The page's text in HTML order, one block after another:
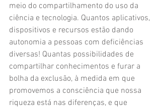
meio do compartilhamento do uso da
ciência e tecnologia. Quantos aplicativos,
dispositivos e recursos estão dando
autonomia a pessoas com deficiências
diversas! Quantas possibilidades de
compartilhar conhecimentos e furar a
bolha da exclusão, à medida em que
promovemos a consciência que nossa
riqueza está nas diferenças, e que